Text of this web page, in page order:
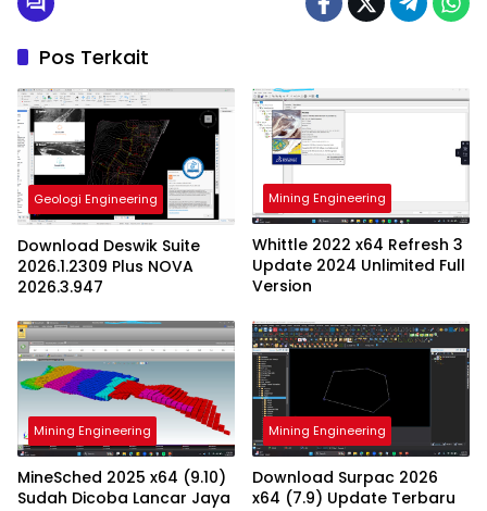
Pos Terkait
Geologi Engineering
Download Deswik Suite
2026.1.2309 Plus NOVA
2026.3.947
Mining Engineering
Whittle 2022 x64 Refresh 3
Update 2024 Unlimited Full
Version
Mining Engineering
MineSched 2025 x64 (9.10)
Sudah Dicoba Lancar Jaya
Mining Engineering
Download Surpac 2026
x64 (7.9) Update Terbaru